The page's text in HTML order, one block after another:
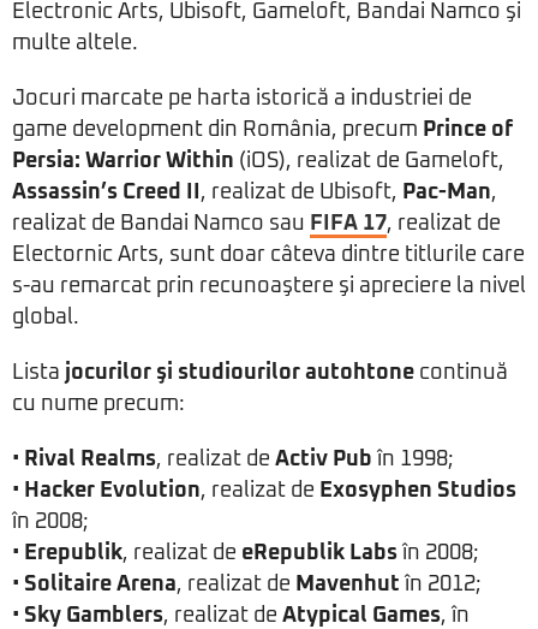
Electronic Arts, Ubisoft, Gameloft, Bandai Namco şi
multe altele.
Jocuri marcate pe harta istorică a industriei de
game development din România, precum Prince of
Persia: Warrior Within (iOS), realizat de Gameloft,
Assassin’s Creed II , realizat de Ubisoft, Pac-Man,
realizat de Bandai Namco sau FIFA 17, realizat de
Electornic Arts, sunt doar câteva dintre titlurile care
s-au remarcat prin recunoaştere şi apreciere la nivel
global.
Lista jocurilor şi studiourilor autohtone continuă
cu nume precum:
• Rival Realms, realizat de Activ Pub în 1998;
• Hacker Evolution, realizat de Exosyphen Studios
în 2008;
• Erepublik, realizat de eRepublik Labs în 2008;
• Solitaire Arena, realizat de Mavenhut în 2012;
• Sky Gamblers, realizat de Atypical Games, în